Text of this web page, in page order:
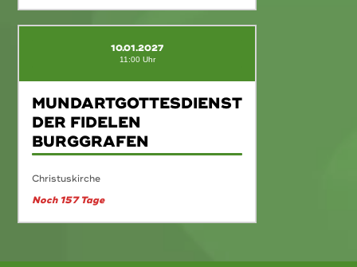
10.01.2027
11:00 Uhr
MUNDARTGOTTESDIENST
DER FIDELEN
BURGGRAFEN
Christuskirche
Noch 157 Tage